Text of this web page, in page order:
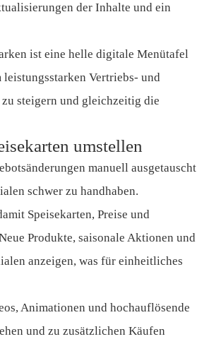
der Inhalte und ein
ist eine helle digitale Menütafel
Vertriebs- und
steigern und gleichzeitig die
umstellen
manuell ausgetauscht
schwer zu handhaben.
Speisekarten, Preise und
Produkte, saisonale Aktionen und
anzeigen, was für einheitliches
Animationen und hochauflösende
und zu zusätzlichen Käufen